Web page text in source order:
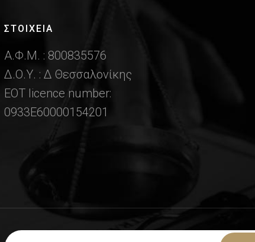
ΣΤΟΙΧΕΙΑ
Α.Φ.Μ. : 800835576
Δ.Ο.Υ. : Δ Θεσσαλονίκης
ΕΟΤ licence number:
0933Ε60000154201